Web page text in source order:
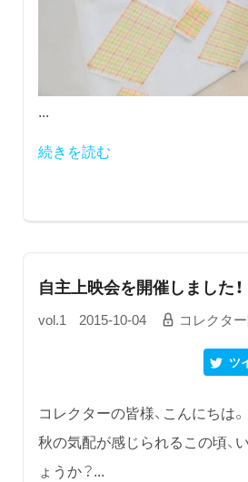
...
続きを読む
自主上映会を開催しました！
vol.1 2015-10-04 コレクタ
ツ
コレクターの皆様、こんにちは。
秋の気配が感じられるこの頃、
ょうか？...